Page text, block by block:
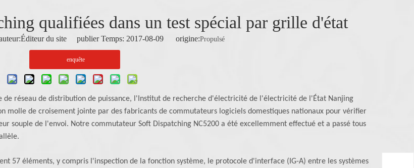
qualifiées dans un test spécial par grille d'état
du site publier Temps: 2017-08-09 origine:Propulsé
enquête
réseau de distribution de puissance, l'Institut de recherche d'électricité de l'électricité de l'État Nanjing
molle de croisement jointe par des fabricants de commutateurs logiciels domestiques nationaux pour vérifier
souple de l'envoi. Notre commutateur Soft Dispatching NC5200 a été excellemment effectué et a passé tous
57 éléments, y compris l'inspection de la fonction système, le protocole d'interface (IG-A) entre les systèmes